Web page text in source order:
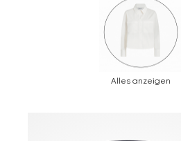
Alles anzeigen